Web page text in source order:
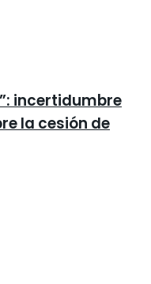
incertidumbre
la cesión de